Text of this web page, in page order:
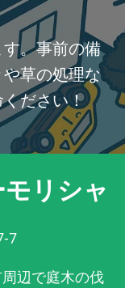
。事前の備
草の処理な
ださい！
リシャ
7
辺で庭木の伐